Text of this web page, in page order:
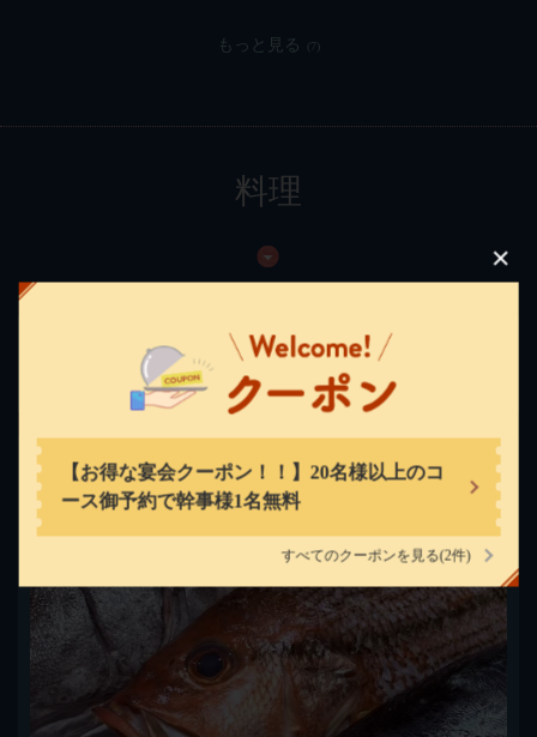
【お得な宴会クーポン！！】20名様以上のコ
ース御予約で幹事様1名無料
すべてのクーポンを見る(2件)
もっと見る (7)
料理
本日のオススメ手書きメニュー（ある日の
一例）
この店舗情報をシェアする
大阪府吹田市江坂町１‐22-10第一梓ビル1-F号
https://kaisenshokudou-esaka-hanare.owst.jp/
閉じる